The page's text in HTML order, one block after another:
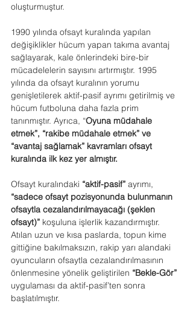
oluşturmuştur.
1990 yılında ofsayt kuralında yapılan
değişiklikler hücum yapan takıma avantaj
sağlayarak, kale önlerindeki bire-bir
mücadelelerin sayısını artırmıştır. 1995
yılında da ofsayt kuralının yorumu
genişletilerek aktif-pasif ayrımı getirilmiş ve
hücum futboluna daha fazla prim
tanınmıştır. Ayrıca, “Oyuna müdahale
etmek”, “rakibe müdahale etmek” ve
“avantaj sağlamak” kavramları ofsayt
kuralında ilk kez yer almıştır.
Ofsayt kuralındaki “aktif-pasif” ayrımı,
“sadece ofsayt pozisyonunda bulunmanın
ofsaytla cezalandırılmayacağı (şeklen
ofsayt)” koşuluna işlerlik kazandırmıştır.
Atılan uzun ve kısa paslarda, topun kime
gittiğine bakılmaksızın, rakip yarı alandaki
oyuncuların ofsaytla cezalandırılmasının
önlenmesine yönelik geliştirilen “Bekle-Gör”
uygulaması da aktif-pasif’ten sonra
başlatılmıştır.